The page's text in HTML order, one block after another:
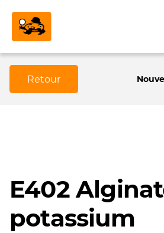
Retour
E402
potassium